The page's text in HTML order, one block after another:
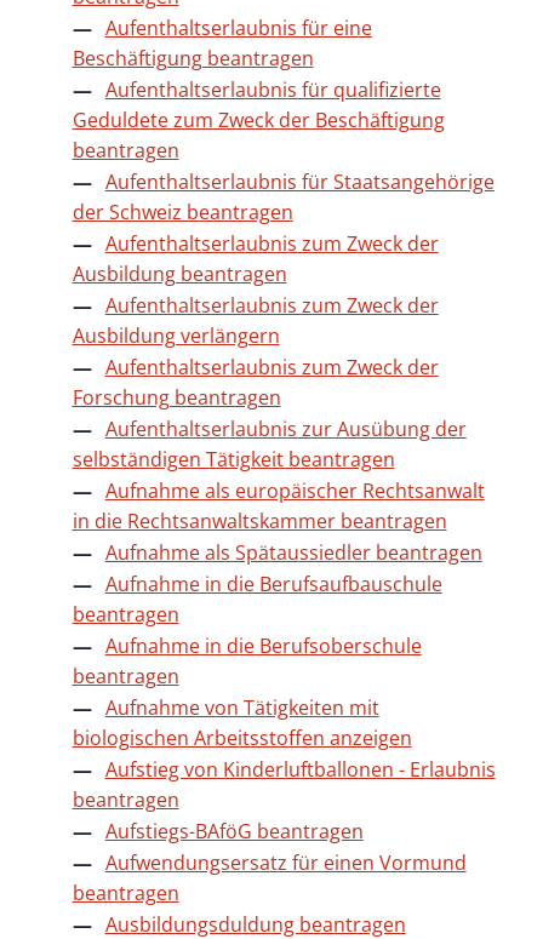
Aufenthaltserlaubnis für eine
Beschäftigung beantragen
Aufenthaltserlaubnis für qualifizierte
Geduldete zum Zweck der Beschäftigung
beantragen
Aufenthaltserlaubnis für Staatsangehörige
der Schweiz beantragen
Aufenthaltserlaubnis zum Zweck der
Ausbildung beantragen
Aufenthaltserlaubnis zum Zweck der
Ausbildung verlängern
Aufenthaltserlaubnis zum Zweck der
Forschung beantragen
Aufenthaltserlaubnis zur Ausübung der
selbständigen Tätigkeit beantragen
Aufnahme als europäischer Rechtsanwalt
in die Rechtsanwaltskammer beantragen
Aufnahme als Spätaussiedler beantragen
Aufnahme in die Berufsaufbauschule
beantragen
Aufnahme in die Berufsoberschule
beantragen
Aufnahme von Tätigkeiten mit
biologischen Arbeitsstoffen anzeigen
Aufstieg von Kinderluftballonen - Erlaubnis
beantragen
Aufstiegs-BAföG beantragen
Aufwendungsersatz für einen Vormund
beantragen
Ausbildungsduldung beantragen